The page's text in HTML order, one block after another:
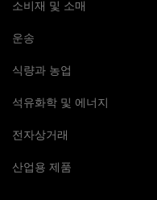
소비재 및 소매
운송
식량과 농업
석유화학 및 에너지
전자상거래
산업용 제품